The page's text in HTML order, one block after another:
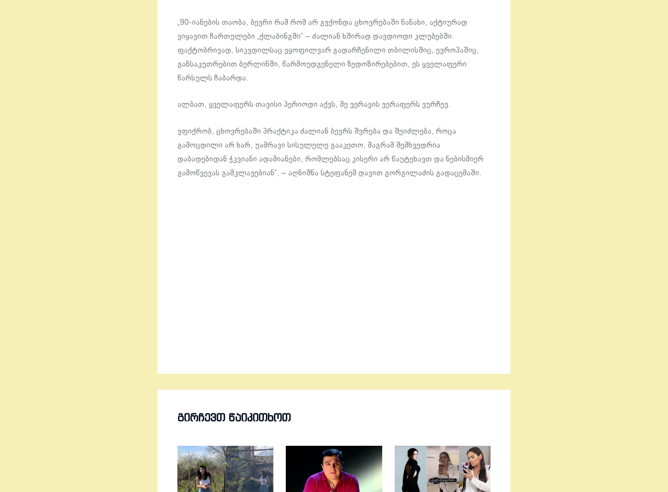
„90-იანების თაობა, ბევრი რამ რომ არ გვქონდა ცხოვრებაში ნანახი, აქტიურად
ვიყავით ჩართულები „ქლაბინგში“ – ძალიან ხშირად დავდიოდი კლუბებში.
ფაქტობრივად, სიკვდილსაც ვყოფილვარ გადარჩენილი თბილისშიც, ევროპაშიც,
განსაკუთრებით ბერლინში, წარმოუდგენელი ზედოზირებებით, ეს ყველაფერი
წარსულს ჩაბარდა.
ალბათ, ყველაფერს თავისი პერიოდი აქვს, მე ვერავის ვერაფერს ვურჩევ.
ვფიქრობ, ცხოვრებაში პრაქტიკა ძალიან ბევრს შვრება და შეიძლება, როცა
გამოცდილი არ ხარ, უამრავი სისულელე გააკეთო, მაგრამ შემხვედრია
დაბადებიდან ჭკვიანი ადამიანები, რომლებსაც კისერი არ წაუტეხავთ და ნებისმიერ
გამოწვევას გამკლავებიან“, – აღნიშნა სტეფანემ დავით გორგილაძის გადაცემაში.
ᲒᲘᲠᲩᲔᲕᲗ ᲬᲐᲘᲙᲘᲗᲮᲝᲗ